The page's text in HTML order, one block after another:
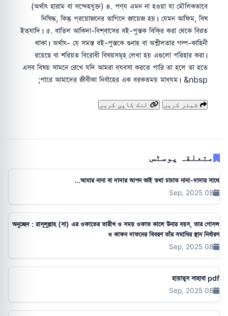
(অর্থাৎ হারাম বা সন্দেহযুক্ত) ৪. পণ্য এমন না হওয়া যা মৌলিকভাবে
নিষিদ্ধ, কিন্তু প্রয়োজনের তাগিদে জায়েজ হয়। যেমন আফিম, বিষ
ইত্যাদি। ৫. বাতিল আকিদা-বিশ্বাসের বই-পুস্তক বিক্রি করা থেকে বিরত
থাকা। অর্থাৎ- যে সমস্ত বই-পুস্তকে গুনাহ বা অশ্লীলতার গল্প-কাহিনী
রয়েছে বা শরিয়ত বিরোধী বিষয়সমূহ লেখা হয় এগুলো পরিহার করা।
এসব বিষয় সামনে রেখে যদি আমরা ব্যবসা করতে পারি তা হলে তা হতে
পারে আমাদের জীবীকা নির্বাহের এক বরকতময় মাধ্যম। &nbsp;
متعلقہ پوسٹس
আমার নানা বা দাদার আপন ভাই তথা চাচাত নানা-দাদার সাথে...
08 Sep, 2025
অনুচ্ছেদ : রাসূলুল্লাহ (সা) এর ওফাতের তারীখ ও সময় ওফাত কালে উনার বয়স, তার গোসল
ও কাফন দাফনের বিবরণ তাঁর সমাধির স্থান নির্ধারণ
08 Sep, 2025
হায়াতুস সাহাবা pdf
08 Sep, 2025